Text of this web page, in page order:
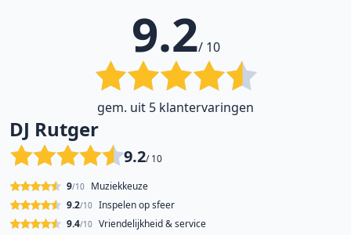
9.2/ 10
gem. uit 5 klantervaringen
DJ Rutger
9.2/ 10
Muziekkeuze
9/10
Inspelen op sfeer
9.2/10
Vriendelijkheid & service
9.4/10